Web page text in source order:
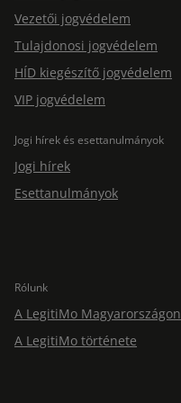
Vezetői jogvédelem
Tulajdonosi jogvédelem
HÍD kiegészítő jogvédelem
VIP jogvédelem
Jogi hírek és esettanulmányok
Jogi hírek
Esettanulmányok
Rólunk
A LegitiMo Magyarországon
A LegitiMo története